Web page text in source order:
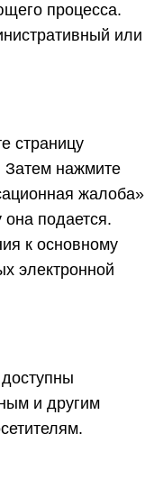
процесса.
или
страницу
Затем нажмите
жалоба»
подается.
к основному
электронной
и другим